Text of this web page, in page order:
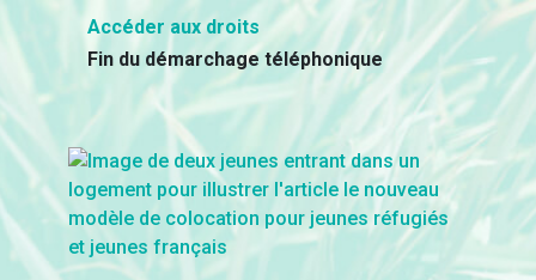
Accéder aux droits
Fin du démarchage téléphonique